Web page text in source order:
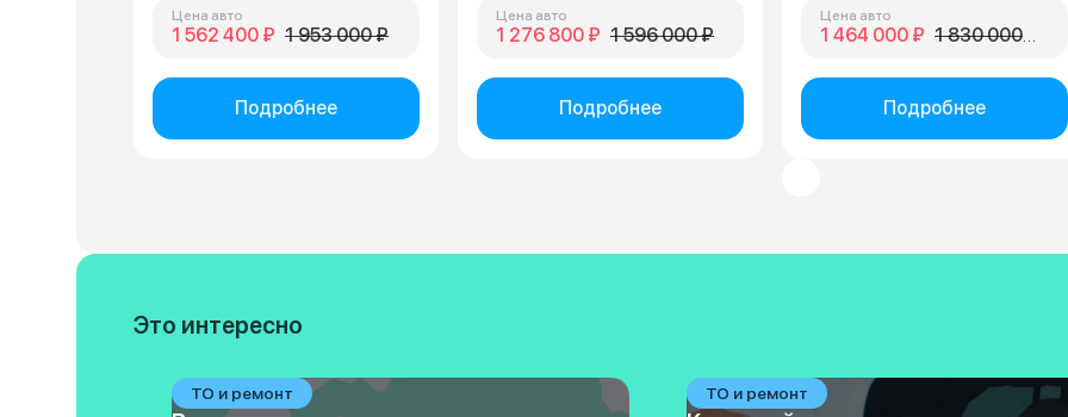
Цена авто
1 562 400 ₽ 1 953 000 ₽
Подробнее
Цена авто
1 276 800 ₽ 1 596 000 ₽
Подробнее
Цена авто
1 464 000 ₽ 1 830 000 ₽
Подробнее
Это интересно
ТО и ремонт ТО и ремонт